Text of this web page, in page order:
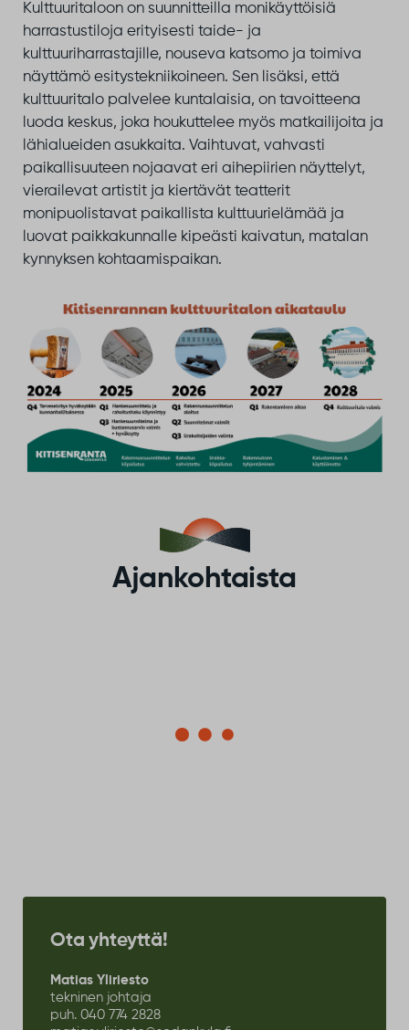
Kulttuuritaloon on suunnitteilla monikäyttöisiä
harrastustiloja erityisesti taide- ja
kulttuuriharrastajille, nouseva katsomo ja toimiva
näyttämö esitystekniikoineen. Sen lisäksi, että
kulttuuritalo palvelee kuntalaisia, on tavoitteena
luoda keskus, joka houkuttelee myös matkailijoita ja
lähialueiden asukkaita. Vaihtuvat, vahvasti
paikallisuuteen nojaavat eri aihepiirien näyttelyt,
vierailevat artistit ja kiertävät teatterit
monipuolistavat paikallista kulttuurielämää ja
luovat paikkakunnalle kipeästi kaivatun, matalan
kynnyksen kohtaamispaikan.
Ajankohtaista
Ota yhteyttä!
Matias Yliriesto
tekninen johtaja
puh. 040 774 2828